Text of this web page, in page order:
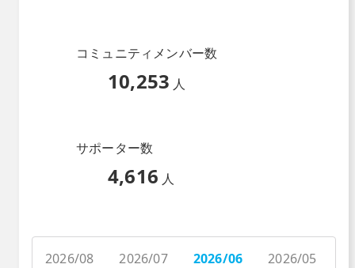
コミュニティメンバー数
10,253 人
サポーター数
4,616 人
2026/08 2026/07 2026/06 2026/05